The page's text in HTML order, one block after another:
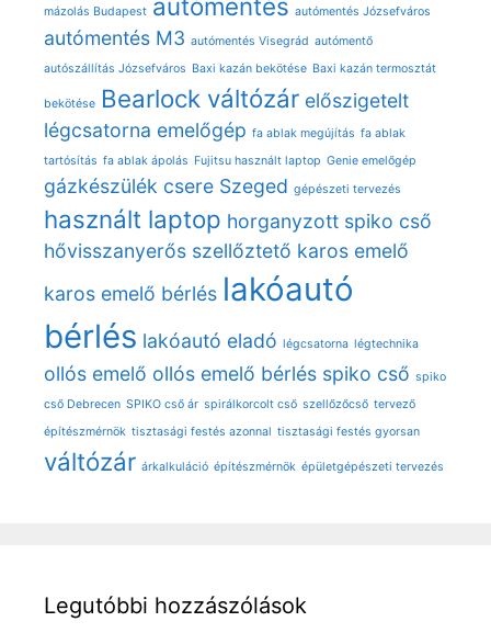
mázolás Budapest autómentés autómentés Józsefváros
autómentés M3 autómentés Visegrád autómentő
autószállítás Józsefváros Baxi kazán bekötése Baxi kazán termosztát
bekötése Bearlock váltózár előszigetelt
légcsatorna emelőgép fa ablak megújítás fa ablak
tartósítás fa ablak ápolás Fujitsu használt laptop Genie emelőgép
gázkészülék csere Szeged gépészeti tervezés
használt laptop horganyzott spiko cső
hővisszanyerős szellőztető karos emelő
karos emelő bérlés lakóautó
bérlés lakóautó eladó légcsatorna légtechnika
ollós emelő ollós emelő bérlés spiko cső spiko
cső Debrecen SPIKO cső ár spirálkorcolt cső szellőzőcső tervező
építészmérnök tisztasági festés azonnal tisztasági festés gyorsan
váltózár árkalkuláció építészmérnök épületgépészeti tervezés
Legutóbbi hozzászólások